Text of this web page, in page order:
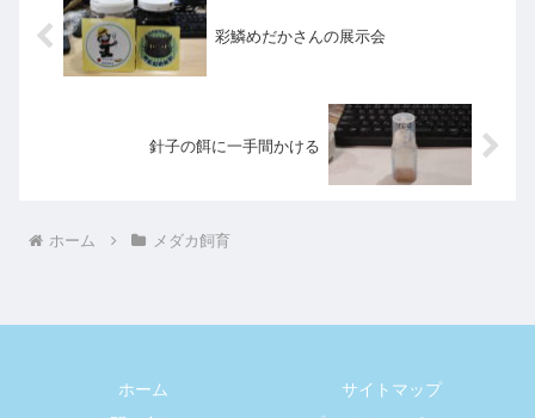
彩鱗めだかさんの展示会
針子の餌に一手間かける
ホーム メダカ飼育
ホーム
サイトマップ